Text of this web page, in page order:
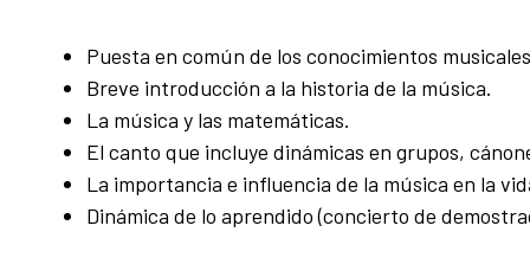
Puesta en común de los conocimientos
Breve introducción a la historia de la música.
La música y las matemáticas.
El canto que incluye dinámicas en grupos,
La importancia e influencia de la música en la
Dinámica de lo aprendido (concierto de